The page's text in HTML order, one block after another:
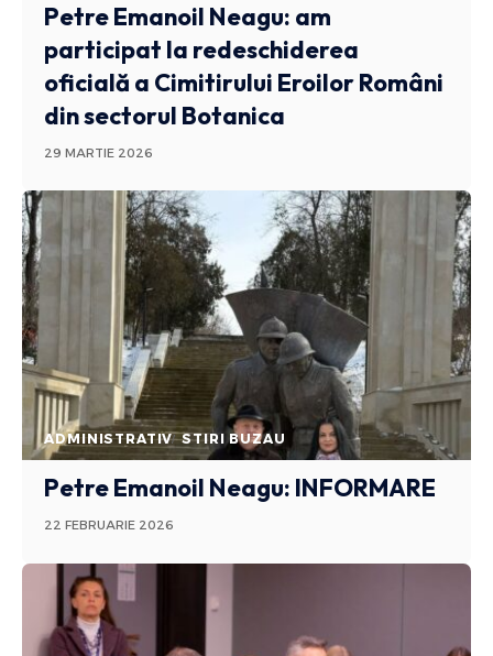
Petre Emanoil Neagu: am
participat la redeschiderea
oficială a Cimitirului Eroilor Români
din sectorul Botanica
29 MARTIE 2026
ADMINISTRATIV STIRI BUZAU
Petre Emanoil Neagu: INFORMARE
22 FEBRUARIE 2026